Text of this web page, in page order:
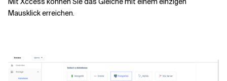
Mausklick erreichen.